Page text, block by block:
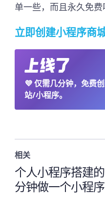
单一些，而且永久免费
立即创建小程序商
💜仅需几分钟，免费
站/小程序。
相关
个人小程序搭建
分钟做一个小程序